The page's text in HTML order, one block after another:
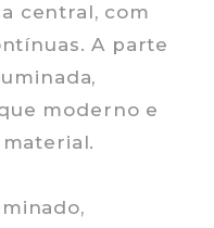
central, com
A parte
moderno e